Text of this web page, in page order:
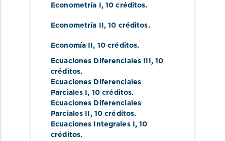
Econometría I , 10 créditos.
Econometría II , 10 créditos.
Economía II, 10 créditos.
Ecuaciones Diferenciales III , 10
créditos.
Ecuaciones Diferenciales
Parciales I, 10 créditos.
Ecuaciones Diferenciales
Parciales II , 10 créditos.
Ecuaciones Integrales I, 10
créditos.